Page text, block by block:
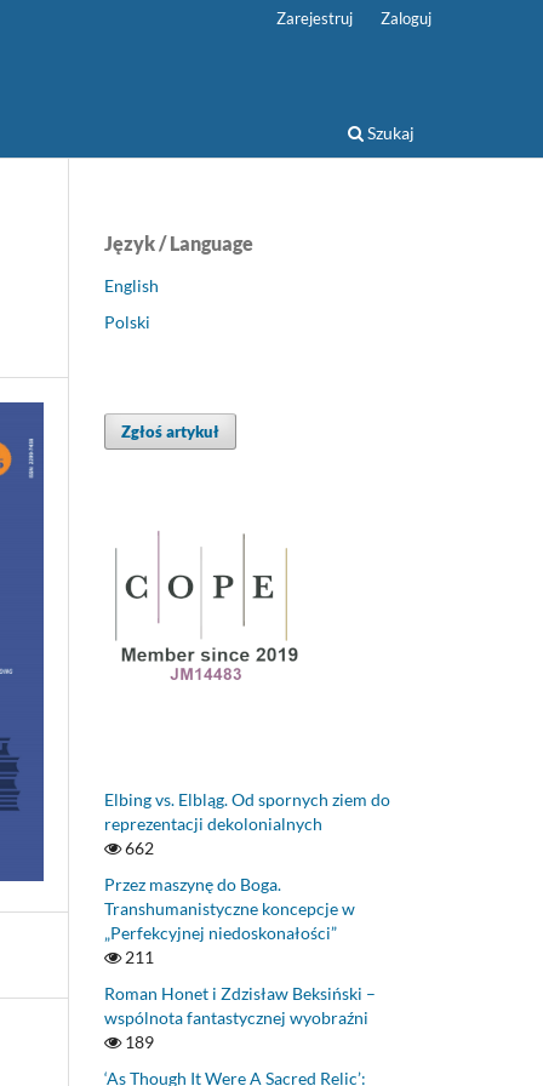
Szukaj
Zarejestruj Zaloguj
Język / Language
English
Polski
Zgłoś artykuł
Elbing vs. Elbląg. Od spornych ziem do
reprezentacji dekolonialnych
662
Przez maszynę do Boga.
Transhumanistyczne koncepcje w
„Perfekcyjnej niedoskonałości”
211
Roman Honet i Zdzisław Beksiński –
wspólnota fantastycznej wyobraźni
189
‘As Though It Were A Sacred Relic’: